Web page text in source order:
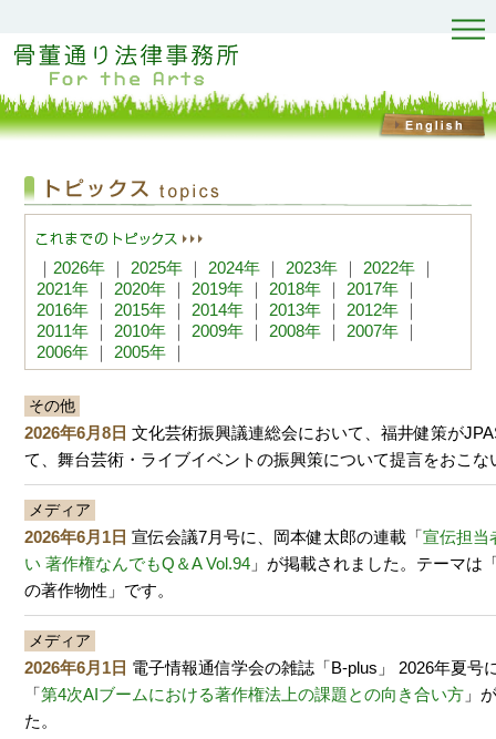
｜ 2026年 ｜ 2025年 ｜ 2024年 ｜ 2023年 ｜ 2022年 ｜
2021年 ｜ 2020年 ｜ 2019年 ｜ 2018年 ｜ 2017年 ｜
2016年 ｜ 2015年 ｜ 2014年 ｜ 2013年 ｜ 2012年 ｜
2011年 ｜ 2010年 ｜ 2009年 ｜ 2008年 ｜ 2007年 ｜
2006年 ｜ 2005年 ｜
その他
2026年6月8日 文化芸術振興議連総会において、福井健策が
て、舞台芸術・ライブイベントの振興策について提言をおこな
メディア
2026年6月1日 宣伝会議7月号に、岡本健太郎の連載「宣伝担当
い 著作権なんでもQ＆A Vol.94 」が掲載されました。テーマは
の著作物性」です。
メディア
2026年6月1日 電子情報通信学会の雑誌「B-plus」 2026年夏号
「第4次AIブームにおける著作権法上の課題との向き合い方 」
た。